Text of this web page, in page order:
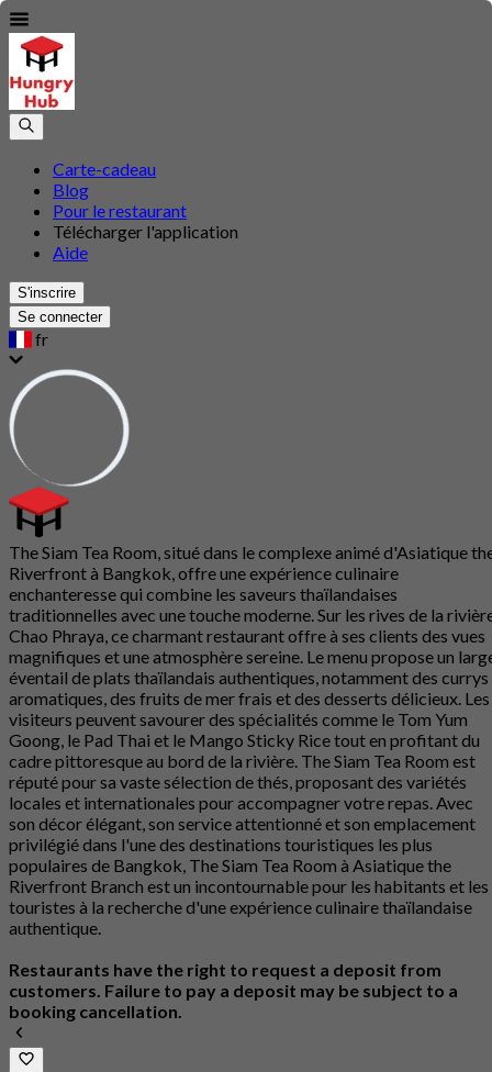
Carte-cadeau
Blog
Pour le restaurant
Télécharger l'application
Aide
S'inscrire
Se connecter
fr
The Siam Tea Room, situé dans le complexe animé d'Asiatique
Riverfront à Bangkok, offre une expérience culinaire
enchanteresse qui combine les saveurs thaïlandaises
traditionnelles avec une touche moderne. Sur les rives de la
Chao Phraya, ce charmant restaurant offre à ses clients des vues
magnifiques et une atmosphère sereine. Le menu propose un
éventail de plats thaïlandais authentiques, notamment des currys
aromatiques, des fruits de mer frais et des desserts délicieux. Les
visiteurs peuvent savourer des spécialités comme le Tom Yum
Goong, le Pad Thai et le Mango Sticky Rice tout en profitant du
cadre pittoresque au bord de la rivière. The Siam Tea Room est
réputé pour sa vaste sélection de thés, proposant des variétés
locales et internationales pour accompagner votre repas. Avec
son décor élégant, son service attentionné et son emplacement
privilégié dans l'une des destinations touristiques les plus
populaires de Bangkok, The Siam Tea Room à Asiatique the
Riverfront Branch est un incontournable pour les habitants et les
touristes à la recherche d'une expérience culinaire thaïlandaise
authentique.
Restaurants have the right to request a deposit from
customers. Failure to pay a deposit may be subject to a
booking cancellation.